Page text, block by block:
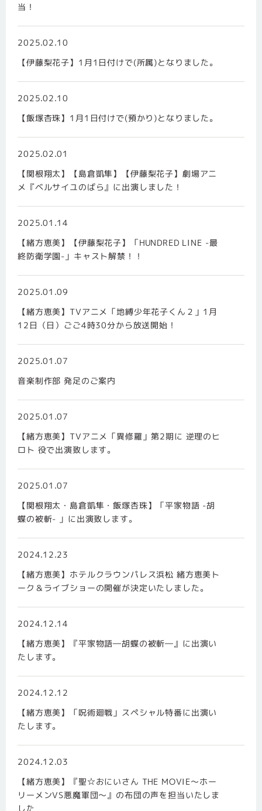
当！
2025.02.10
【伊藤梨花子】1月1日付けで(所属)となりました。
2025.02.10
【飯塚杏珠】1月1日付けで(預かり)となりました。
2025.02.01
【関根翔太】【島倉凱隼】【伊藤梨花子】劇場アニ
メ『ベルサイユのばら』に出演しました！
2025.01.14
【緒方恵美】【伊藤梨花子】「HUNDRED LINE -最
終防衛学園-」キャスト解禁！！
2025.01.09
【緒方恵美】TVアニメ「地縛少年花子くん２」1月
12日（日）ごご4時30分から放送開始！
2025.01.07
音楽制作部 発足のご案内
2025.01.07
【緒方恵美】TVアニメ「異修羅」第2期に 逆理のヒ
ロト 役で出演致します。
2025.01.07
【関根翔太・島倉凱隼・飯塚杏珠】「平家物語 -胡
蝶の被斬- 」に出演致します。
2024.12.23
【緒方恵美】ホテルクラウンパレス浜松 緒方恵美ト
ーク＆ライブショーの開催が決定いたしました。
2024.12.14
【緒方恵美】『平家物語―胡蝶の被斬―』に出演い
たします。
2024.12.12
【緒方恵美】「呪術廻戦」スペシャル特番に出演い
たします。
2024.12.03
【緒方恵美】『聖☆おにいさん THE MOVIE～ホー
リーメンVS悪魔軍団～』の布団の声を担当いたしま
した